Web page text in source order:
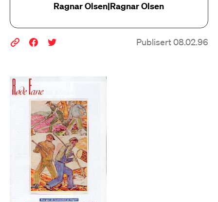
Ragnar Olsen|Ragnar Olsen
Publisert 08.02.96